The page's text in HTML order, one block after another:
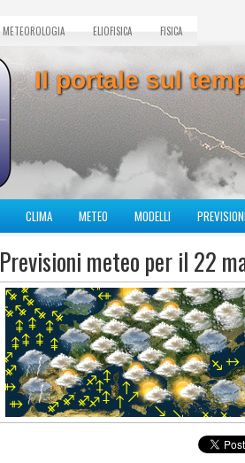
METEOROLOGIA ELIOFISICA FISICA
Il portale sul
CLIMA METEO MODELLI
Previsioni meteo per il 22